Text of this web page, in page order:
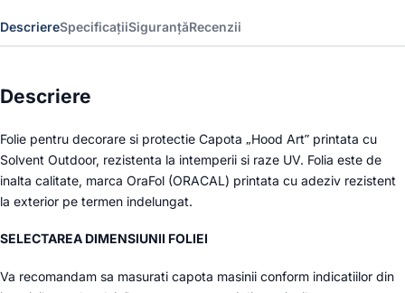
DescriereSpecificațiiSiguranțăRecenzii
Descriere
Folie pentru decorare si protectie Capota „Hood Art” printata cu
Solvent Outdoor, rezistenta la intemperii si raze UV. Folia este de
inalta calitate, marca OraFol (ORACAL) printata cu adeziv rezistent
la exterior pe termen indelungat.
SELECTAREA DIMENSIUNII FOLIEI
Va recomandam sa masurati capota masinii conform indicatiilor din